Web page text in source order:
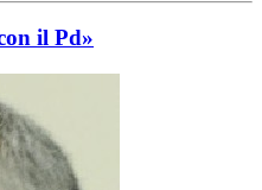
il Pd»